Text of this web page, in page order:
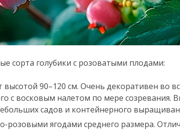
сорта голубики с розоватыми плодами:
90–120 см. Очень декоративен во
с восковым налетом по мере созревания.
садов и контейнерного
розовыми ягодами среднего размера.